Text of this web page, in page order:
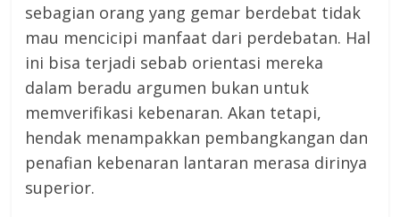
sebagian orang yang gemar berdebat tidak
mau mencicipi manfaat dari perdebatan. Hal
ini bisa terjadi sebab orientasi mereka
dalam beradu argumen bukan untuk
memverifikasi kebenaran. Akan tetapi,
hendak menampakkan pembangkangan dan
penafian kebenaran lantaran merasa dirinya
superior.